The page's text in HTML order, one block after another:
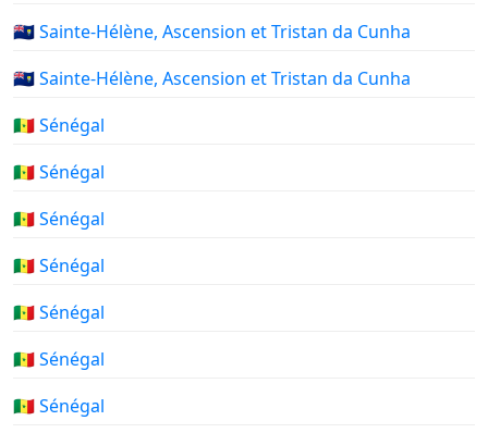
🇸🇭 Sainte-Hélène, Ascension et Tristan da Cunha
🇸🇭 Sainte-Hélène, Ascension et Tristan da Cunha
🇸🇳 Sénégal
🇸🇳 Sénégal
🇸🇳 Sénégal
🇸🇳 Sénégal
🇸🇳 Sénégal
🇸🇳 Sénégal
🇸🇳 Sénégal